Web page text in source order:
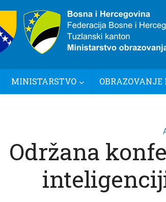
POČETNA
MINISTARSTVO
Održana